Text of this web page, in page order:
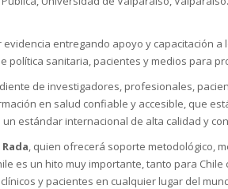
entregando apoyo y capacitación
sanitaria, pacientes y medios para
de investigadores, profesionales,
en salud confiable y accesible, que
estándar internacional de alta calidad y
, quien ofrecerá soporte metodológico,
es un hito muy importante, tanto para
y pacientes en cualquier lugar del